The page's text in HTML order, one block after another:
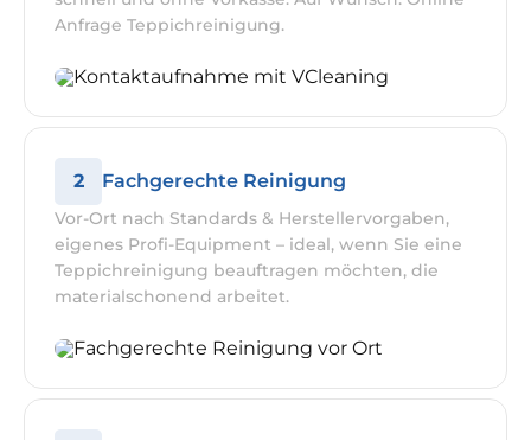
Anfrage Teppichreinigung.
2 Fachgerechte Reinigung
Vor-Ort nach Standards & Herstellervorgaben,
eigenes Profi-Equipment – ideal, wenn Sie eine
Teppichreinigung beauftragen möchten, die
materialschonend arbeitet.